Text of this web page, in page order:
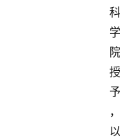
科
学
院
授
予
，
以